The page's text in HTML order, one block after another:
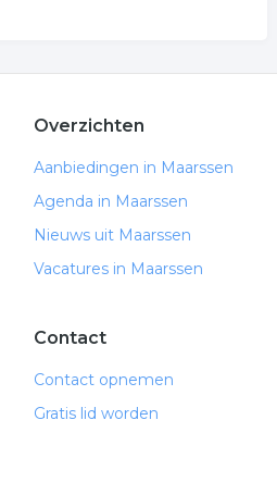
Overzichten
Aanbiedingen in Maarssen
Agenda in Maarssen
Nieuws uit Maarssen
Vacatures in Maarssen
Contact
Contact opnemen
Gratis lid worden